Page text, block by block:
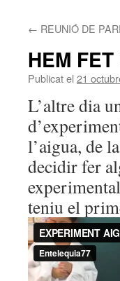
← REUNIÓ DE
HEM
Publicat el 21
L’altre dia
l’aigua, de
decidir fer
teniu el